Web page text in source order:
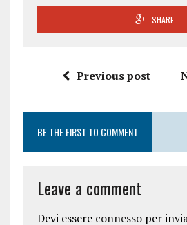
SHARE
Previous post
BE THE FIRST TO COMMENT
Leave a comment
Devi essere connessoper